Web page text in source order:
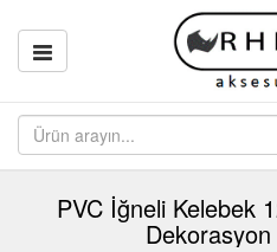
PVC İğneli Kelebek